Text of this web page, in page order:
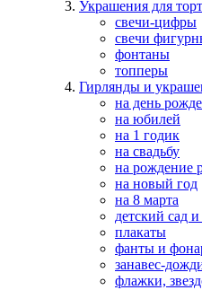
Украшения для
свечи-цифры
свечи
фонтаны
топперы
Гирлянды и
на день
на юбилей
на 1 годик
на свадьбу
на рождение
на новый год
на 8 марта
детский сад
плакаты
фанты и
занавес-
флажки,